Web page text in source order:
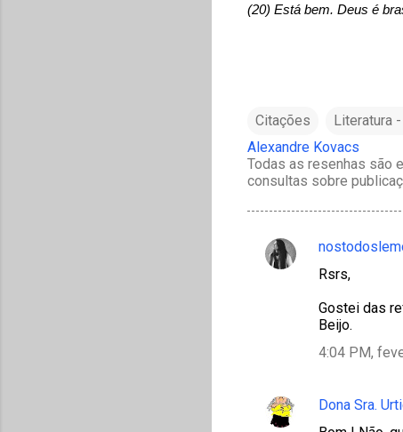
(20) Está bem. Deus é
Citações Literatura
Alexandre Kovacs
Todas as resenhas são
consultas sobre
C
á
Rsrs,
Gostei das
Beijo.
4:04 PM,
Dona Sra.